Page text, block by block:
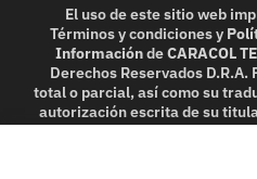
El uso de este sitio web
Términos y condicionesy
InformacióndeCARACOL
Derechos Reservados
total o parcial, así como su
autorización escrita de su
in part, or translation